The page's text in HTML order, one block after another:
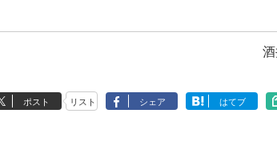
ポスト リスト シェア はてブ